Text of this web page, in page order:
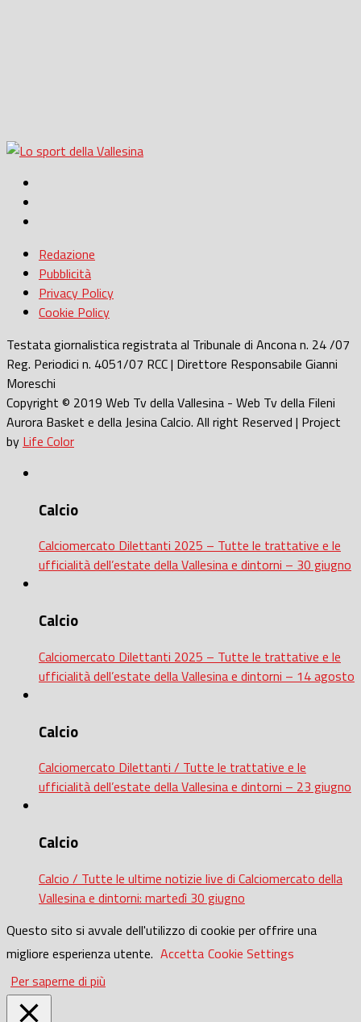
Redazione
Pubblicità
Privacy Policy
Cookie Policy
Testata giornalistica registrata al Tribunale di Ancona n. 24 /07
Reg. Periodici n. 4051/07 RCC | Direttore Responsabile Gianni
Moreschi
Copyright © 2019 Web Tv della Vallesina - Web Tv della Fileni
Aurora Basket e della Jesina Calcio. All right Reserved | Project
by Life Color
Calcio
Calciomercato Dilettanti 2025 – Tutte le trattative e le
ufficialità dell’estate della Vallesina e dintorni – 30 giugno
Calcio
Calciomercato Dilettanti 2025 – Tutte le trattative e le
ufficialità dell’estate della Vallesina e dintorni – 14 agosto
Calcio
Calciomercato Dilettanti / Tutte le trattative e le
ufficialità dell’estate della Vallesina e dintorni – 23 giugno
Calcio
Calcio / Tutte le ultime notizie live di Calciomercato della
Vallesina e dintorni: martedì 30 giugno
Questo sito si avvale dell'utilizzo di cookie per offrire una
migliore esperienza utente. Accetta Cookie Settings
Per saperne di più